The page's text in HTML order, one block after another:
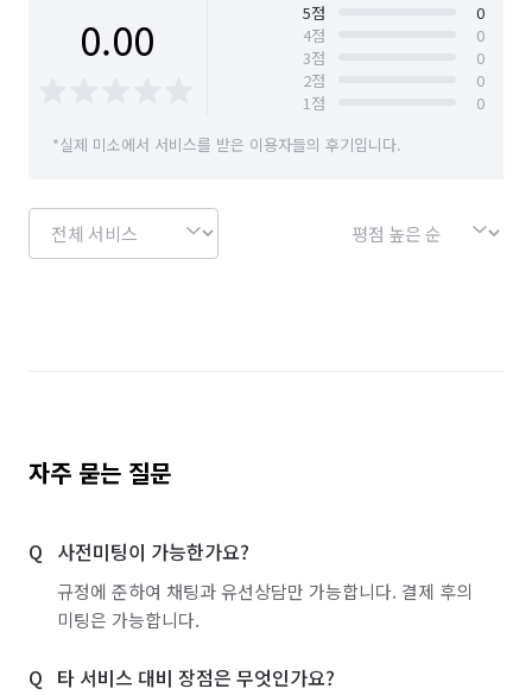
0.00 5점
0
4점
0
3점
0
2점
0
1점
0
*실제 미소에서 서비스를 받은 이용자들의 후기입니다.
자주 묻는 질문
사전미팅이 가능한가요?
규정에 준하여 채팅과 유선상담만 가능합니다. 결제 후의
미팅은 가능합니다.
타 서비스 대비 장점은 무엇인가요?